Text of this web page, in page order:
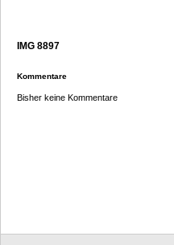
IMG 8897
Kommentare
Bisher keine Kommentare